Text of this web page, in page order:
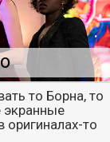
то Борна, то
экранные
то